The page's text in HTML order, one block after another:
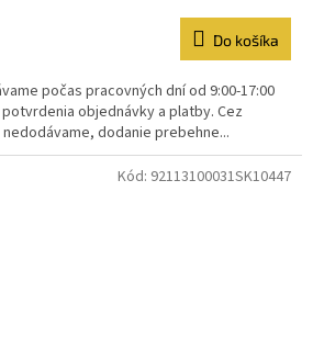
Do košíka
počas pracovných dní od 9:00-17:00
objednávky a platby. Cez
dodanie prebehne...
Kód: 92113100031SK10447